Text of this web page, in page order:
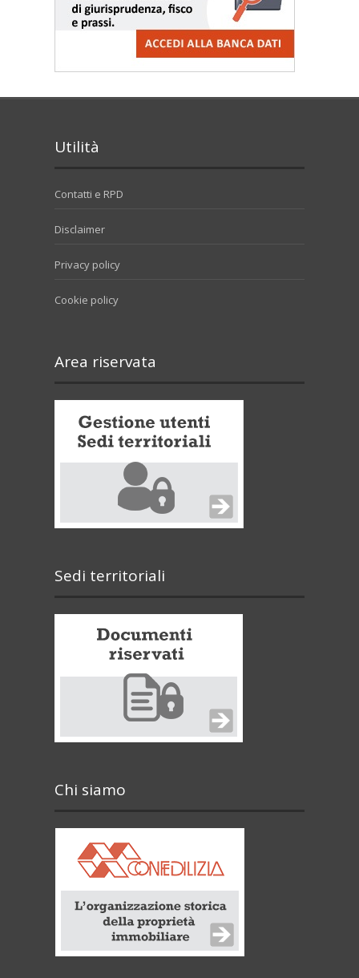
Utilità
Contatti e RPD
Disclaimer
Privacy policy
Cookie policy
Area riservata
Sedi territoriali
Chi siamo